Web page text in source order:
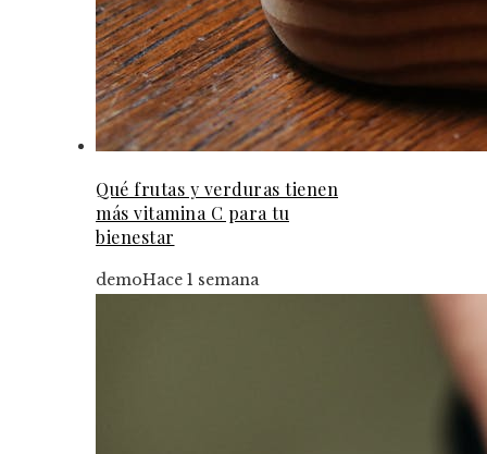
Qué frutas y verduras tienen
más vitamina C para tu
bienestar
demoHace 1 semana